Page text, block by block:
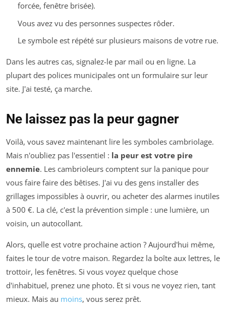
forcée, fenêtre brisée).
Vous avez vu des personnes suspectes rôder.
Le symbole est répété sur plusieurs maisons de votre rue.
Dans les autres cas, signalez-le par mail ou en ligne. La
plupart des polices municipales ont un formulaire sur leur
site. J'ai testé, ça marche.
Ne laissez pas la peur gagner
Voilà, vous savez maintenant lire les symboles cambriolage.
Mais n'oubliez pas l'essentiel : la peur est votre pire
ennemie. Les cambrioleurs comptent sur la panique pour
vous faire faire des bêtises. J'ai vu des gens installer des
grillages impossibles à ouvrir, ou acheter des alarmes inutiles
à 500 €. La clé, c'est la prévention simple : une lumière, un
voisin, un autocollant.
Alors, quelle est votre prochaine action ? Aujourd'hui même,
faites le tour de votre maison. Regardez la boîte aux lettres, le
trottoir, les fenêtres. Si vous voyez quelque chose
d'inhabituel, prenez une photo. Et si vous ne voyez rien, tant
mieux. Mais au moins, vous serez prêt.